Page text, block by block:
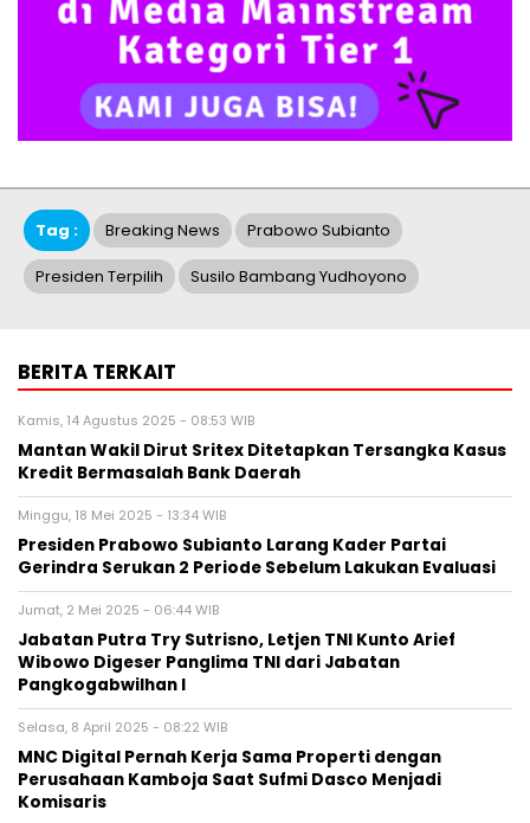
Tag : Breaking News Prabowo Subianto
Presiden Terpilih Susilo Bambang Yudhoyono
BERITA TERKAIT
Kamis, 14 Agustus 2025 - 08:53 WIB
Mantan Wakil Dirut Sritex Ditetapkan Tersangka Kasus
Kredit Bermasalah Bank Daerah
Minggu, 18 Mei 2025 - 13:34 WIB
Presiden Prabowo Subianto Larang Kader Partai
Gerindra Serukan 2 Periode Sebelum Lakukan Evaluasi
Jumat, 2 Mei 2025 - 06:44 WIB
Jabatan Putra Try Sutrisno, Letjen TNI Kunto Arief
Wibowo Digeser Panglima TNI dari Jabatan
Pangkogabwilhan I
Selasa, 8 April 2025 - 08:22 WIB
MNC Digital Pernah Kerja Sama Properti dengan
Perusahaan Kamboja Saat Sufmi Dasco Menjadi
Komisaris